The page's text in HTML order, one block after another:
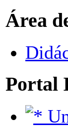
Área
Portal